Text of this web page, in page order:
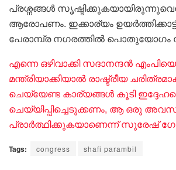
പ്രശ്നങ്ങൾ
ആരോപണം. ഇക്കാര്യം
പേരാമ്പ്ര നഗരത്തിൽ പൊതുയോഗം
എന്നെ ഒഴിവാക്കി സദാനന്ദൻ എംപിയെ
മന്ത്രിയാക്കിയാൽ രാഷ്ട്രീയ
ചെയ്യേണ്ട കാര്യങ്ങൾ കൂടി
ചെയ്യിപ്പിച്ചെടുക്കണം, ആ ഒരു
പ്രാർത്ഥിക്കുകയാണെന്ന് സുരേഷ്
Tags: congress shafi parambil